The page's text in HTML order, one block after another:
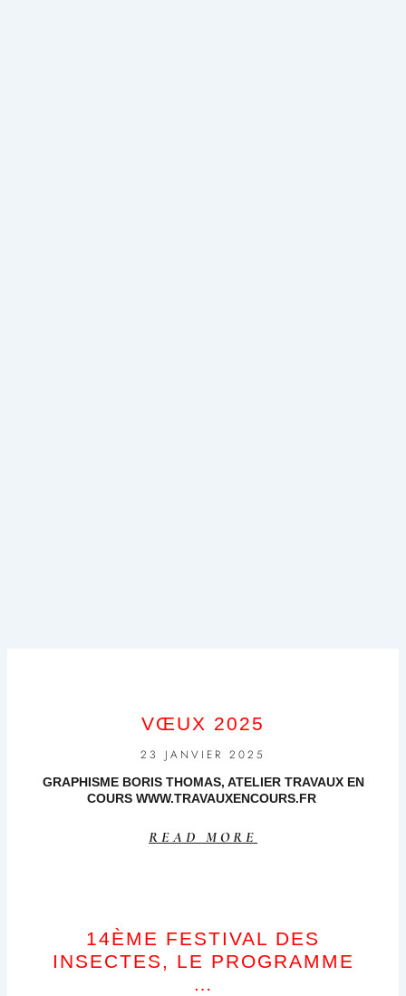
VŒUX 2025
23 JANVIER 2025
GRAPHISME BORIS THOMAS, ATELIER TRAVAUX EN
COURS WWW.TRAVAUXENCOURS.FR
READ MORE
14ÈME FESTIVAL DES
INSECTES, LE PROGRAMME
…